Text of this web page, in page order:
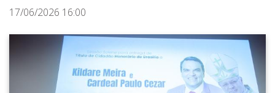
17/06/2026 16:00